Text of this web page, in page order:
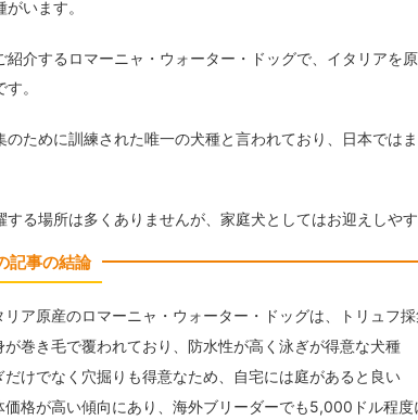
います。
紹介するロマーニャ・ウォーター・ドッグで、イタリアを
。
のために訓練された唯一の犬種と言われており、日本では
する場所は多くありませんが、家庭犬としてはお迎えしやす
記事の結論
リア原産のロマーニャ・ウォーター・ドッグは、トリュフ
が巻き毛で覆われており、防水性が高く泳ぎが得意な犬種
だけでなく穴掘りも得意なため、自宅には庭があると良い
価格が高い傾向にあり、海外ブリーダーでも5,000ドル程度